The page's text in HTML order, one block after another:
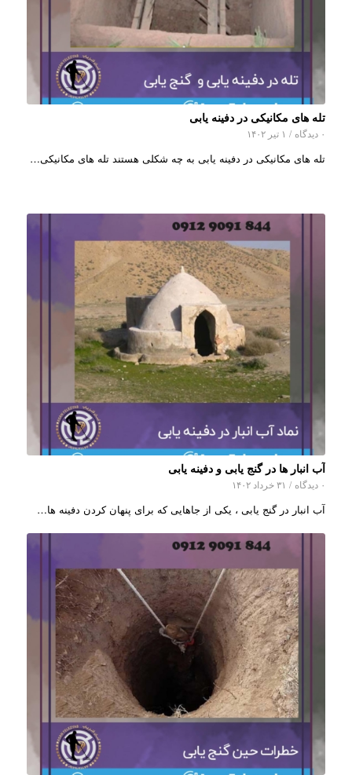
تله های مکانیکی در دفینه یابی
۰ دیدگاه / ۱ تیر ۱۴۰۲
تله های مکانیکی در دفینه یابی به چه شکلی هستند تله های مکانیکی…
آب انبار ها در گنج یابی و دفینه یابی
۰ دیدگاه / ۳۱ خرداد ۱۴۰۲
آب انبار در گنج یابی ، یکی از جاهایی که برای پنهان کردن دفینه ها…